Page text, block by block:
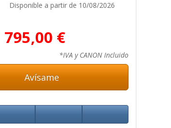
Disponible a partir de 10/08/2026
795,00 €
*IVA y CANON Incluido
Avísame